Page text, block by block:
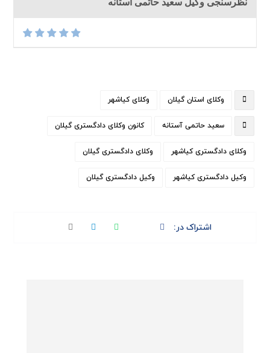
وکلای استان گیلان وکلای کیاشهر
سعید حاتمی آستانه کانون وکلای دادگستری گیلان
وکلای دادگستری کیاشهر وکلای دادگستری گیلان
وکیل دادگستری کیاشهر وکیل دادگستری گیلان